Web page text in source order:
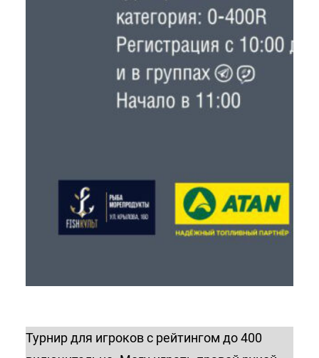
Турнир для игроков с рейтингом до 400